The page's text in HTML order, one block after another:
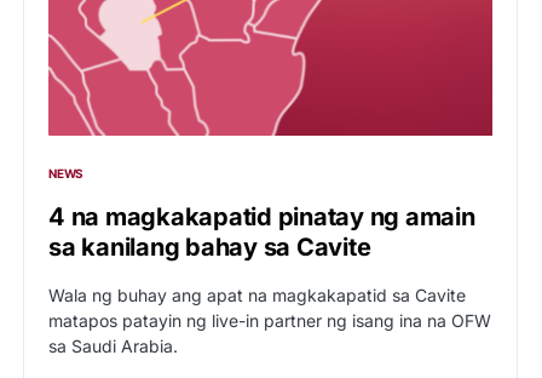
NEWS
4 na magkakapatid pinatay ng amain
sa kanilang bahay sa Cavite
Wala ng buhay ang apat na magkakapatid sa Cavite
matapos patayin ng live-in partner ng isang ina na OFW
sa Saudi Arabia.